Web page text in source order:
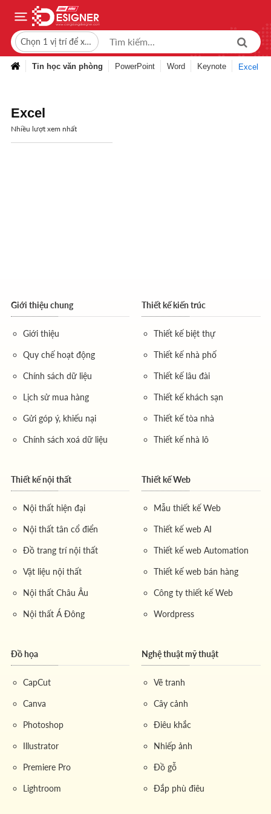
Chọn 1 vị trí để xem giá bán
Tin học văn phòng PowerPoint Word Keynote Excel
Excel
Nhiều lượt xem nhất
Giới thiệu chung
Giới thiệu
Quy chế hoạt động
Chính sách dữ liệu
Lịch sử mua hàng
Gửi góp ý, khiếu nại
Chính sách xoá dữ liệu
Thiết kế kiến trúc
Thiết kế biệt thự
Thiết kế nhà phố
Thiết kế lâu đài
Thiết kế khách sạn
Thiết kế tòa nhà
Thiết kế nhà lô
Thiết kế nội thất
Nội thất hiện đại
Nội thất tân cổ điển
Đồ trang trí nội thất
Vật liệu nội thất
Nội thất Châu Âu
Nội thất Á Đông
Thiết kế Web
Mẫu thiết kế Web
Thiết kế web AI
Thiết kế web Automation
Thiết kế web bán hàng
Công ty thiết kế Web
Wordpress
Đồ họa
CapCut
Canva
Photoshop
Illustrator
Premiere Pro
Lightroom
Nghệ thuật mỹ thuật
Vẽ tranh
Cây cảnh
Điêu khắc
Nhiếp ảnh
Đồ gỗ
Đắp phù điêu